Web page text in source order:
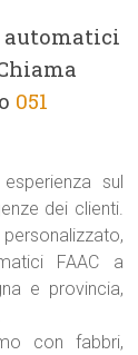
051
sul
dei clienti.
FAAC a
e provincia,
con fabbri,